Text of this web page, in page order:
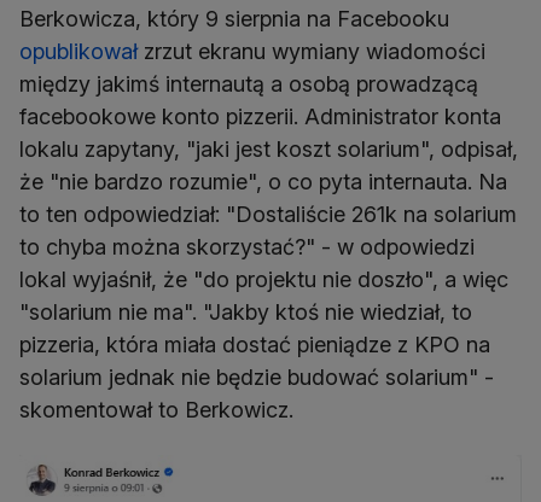
Berkowicza, który 9 sierpnia na Facebooku
opublikowałzrzut ekranu wymiany wiadomości
między jakimś internautą a osobą prowadzącą
facebookowe konto pizzerii. Administrator konta
lokalu zapytany, "jaki jest koszt solarium", odpisał,
że "nie bardzo rozumie", o co pyta internauta. Na
to ten odpowiedział: "Dostaliście 261k na solarium
to chyba można skorzystać?" - w odpowiedzi
lokal wyjaśnił, że "do projektu nie doszło", a więc
"solarium nie ma". "Jakby ktoś nie wiedział, to
pizzeria, która miała dostać pieniądze z KPO na
solarium jednak nie będzie budować solarium" -
skomentował to Berkowicz.